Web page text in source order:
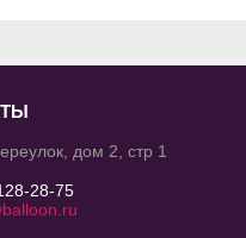
дом 2, стр 1
28-75